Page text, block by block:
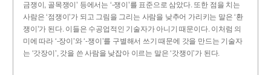
금쟁이, 골목쟁이’ 등에서는 ‘-쟁이’를 표준으로 삼았다. 또한 점을 치는
사람은 ‘점쟁이’가 되고 그림을 그리는 사람을 낮추어 가리키는 말은 ‘환
쟁이’가 된다. 이들은 수공업적인 기술자가 아니기 때문이다. 이처럼 의
미에 따라 ‘-장이’와 ‘-쟁이’를 구별해서 쓰기 때문에 갓을 만드는 기술자
는 ‘갓장이’, 갓을 쓴 사람을 낮잡아 이르는 말은 ‘갓쟁이’가 된다.